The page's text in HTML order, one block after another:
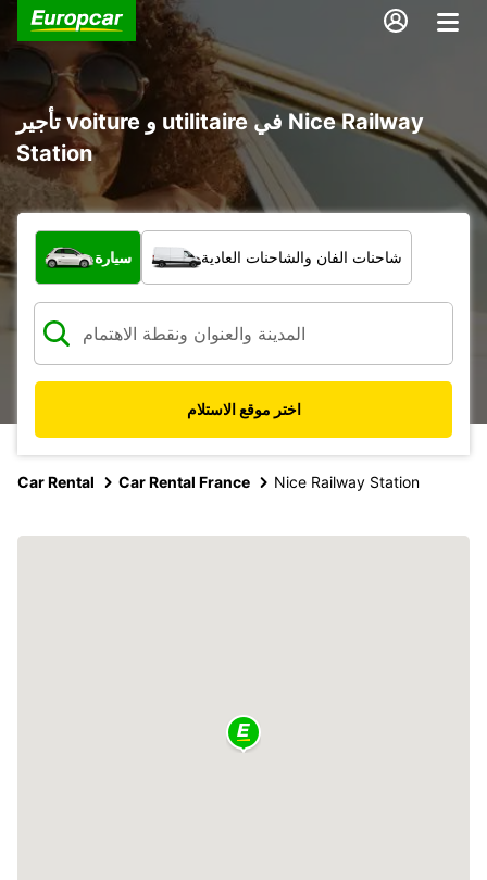
تأجير voiture و utilitaire في Nice Railway
Station
ما نوع المركبة؟
سيارة شاحنات الفان والشاحنات العادية
اختر موقع الاستلام
Car Rental Car Rental France Nice Railway Station